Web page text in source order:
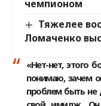
чемпионом
Тяжелее
Ломаченко
«Нет-нет, этого
понимаю, зачем
проблем быть не